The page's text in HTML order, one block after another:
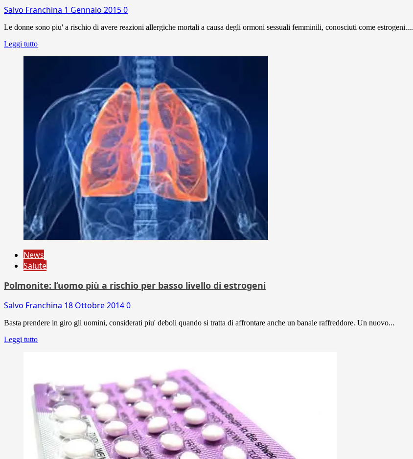
Salvo Franchina 1 Gennaio 20150
Le donne sono piu' a rischio di avere reazioni allergiche mortali a causa degli ormoni sessuali femminili, conosciuti come estrogeni....
Leggi tutto
News
Salute
Polmonite: l’uomo più a rischio per basso livello di estrogeni
Salvo Franchina 18 Ottobre 20140
Basta prendere in giro gli uomini, considerati piu' deboli quando si tratta di affrontare anche un banale raffreddore. Un nuovo...
Leggi tutto